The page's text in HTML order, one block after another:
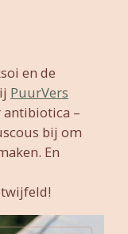
en de
PuurVers
antibiotica –
bij om
En